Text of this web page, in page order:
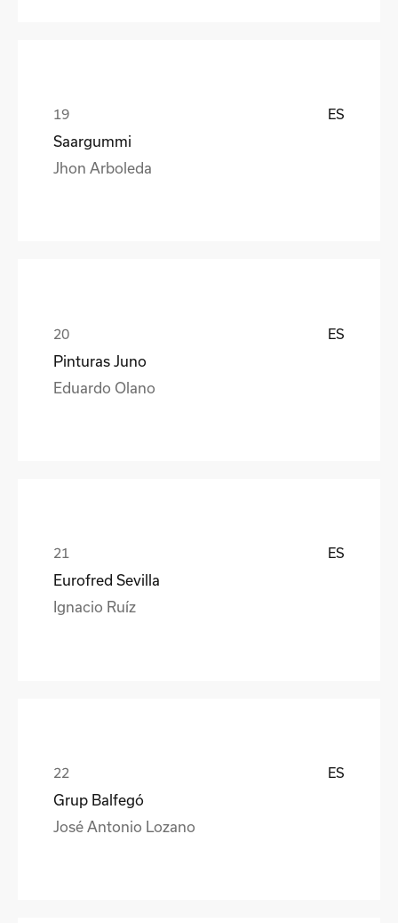
ES
Saargummi
Jhon Arboleda
ES
Pinturas Juno
Eduardo Olano
ES
Eurofred Sevilla
Ignacio Ruíz
ES
Grup Balfegó
José Antonio Lozano